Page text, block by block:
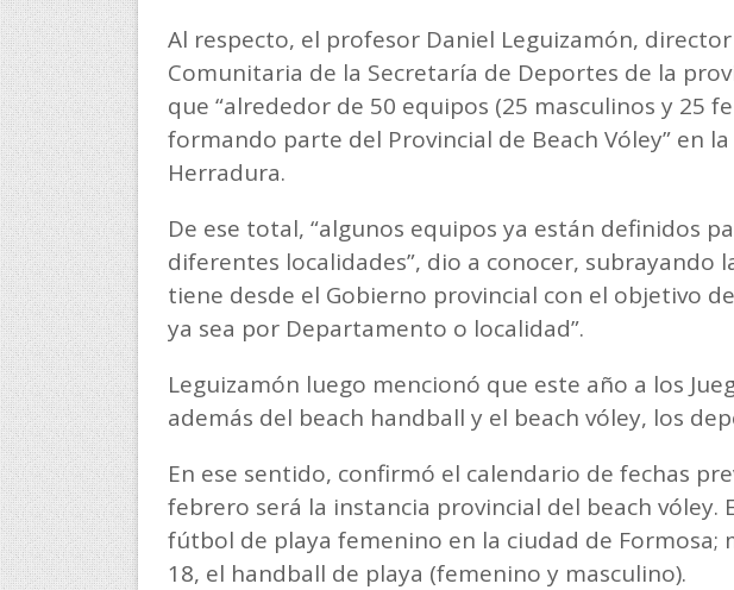
Al respecto, el profesor Daniel Leguizamón,
Comunitaria de la Secretaría de Deportes de la
que “alrededor de 50 equipos (25 masculinos y 25
formando parte del Provincial de Beach Vóley” en
Herradura.
De ese total, “algunos equipos ya están definidos
diferentes localidades”, dio a conocer, subrayando
tiene desde el Gobierno provincial con el objetivo
ya sea por Departamento o localidad”.
Leguizamón luego mencionó que este año a los
además del beach handball y el beach vóley, los
En ese sentido, confirmó el calendario de fechas
febrero será la instancia provincial del beach vóley.
fútbol de playa femenino en la ciudad de Formosa;
18, el handball de playa (femenino y masculino).